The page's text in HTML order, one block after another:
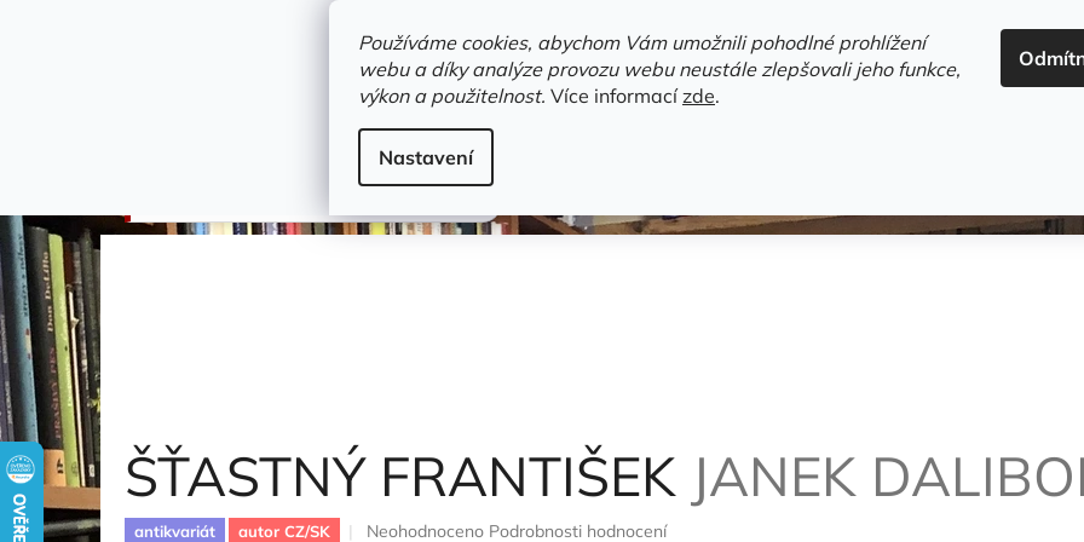
Používáme cookies, abychom Vám umožnili pohodlné prohlížení
webu a díky analýze provozu webu neustále zlepšovali jeho funkce,
výkon a použitelnost. Více informacízde.
Nastavení
HLEDAT
Novinky Trvalky a bestsellery
Janek Dalibor
ŠŤASTNÝ FRANTIŠEK JANEK
antikvariát autor CZ/SK
Průměrné
Neohodnoceno Podrobnosti hodnocení